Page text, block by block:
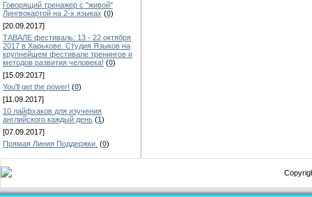
Говорящий тренажер с "живой"
Лингвокартой на 2-х языках (0)
[20.09.2017]
ТАВАЛЕ фестиваль: 13 - 22 октября
2017 в Харькове. Студия Языков на
крупнейшем фестивале тренингов и
методов развития человека! (0)
[15.09.2017]
You'll get the power! (0)
[11.09.2017]
10 лайфхаков для изучения
английского каждый день (1)
[07.09.2017]
Прямая Линия Поддержки. (0)